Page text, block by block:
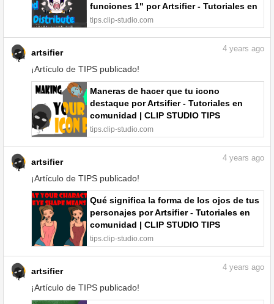
funciones 1" por Artsifier - Tutoriales en
comunidad | CLIP STUDIO TIPS
tips.clip-studio.com
artsifier
¡Artículo de TIPS publicado!
4 years ago
Maneras de hacer que tu icono
destaque por Artsifier - Tutoriales en
comunidad | CLIP STUDIO TIPS
tips.clip-studio.com
artsifier
¡Artículo de TIPS publicado!
4 years ago
Qué significa la forma de los ojos de tus
personajes por Artsifier - Tutoriales en
comunidad | CLIP STUDIO TIPS
tips.clip-studio.com
artsifier
¡Artículo de TIPS publicado!
4 years ago